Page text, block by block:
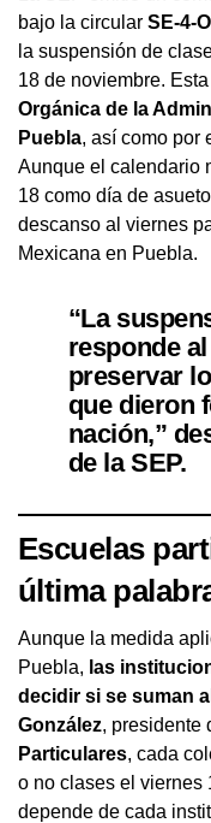
bajo la circular SE-4-
la suspensión de
18 de noviembre.
Orgánica de la
Puebla, así como por
Aunque el calendario
18 como día de
descanso al viernes
Mexicana en Puebla.
“La
responde
preservar
que dieron
nación,”
de la SEP.
Escuelas
última
Aunque la medida
Puebla, las
decidir si se suman
González, presidente
Particulares, cada
o no clases el viernes
depende de cada